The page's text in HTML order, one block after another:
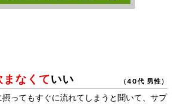
まなくていい （40代 男性）
摂ってもすぐに流れてしまうと聞いて、サプ